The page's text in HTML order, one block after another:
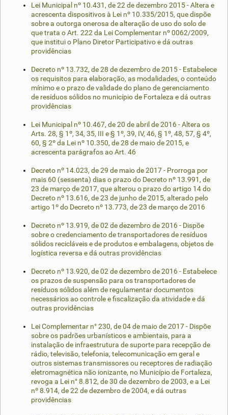
Lei Municipal nº 10.431, de 22 de dezembro 2015 - Altera e
acrescenta dispositivos à Lei nº 10.335/2015, que dispõe
sobre a outorga onerosa de alteração de uso do solo de
que trata o Art. 222 da Lei Complementar nº 0062/2009,
que institui o Plano Diretor Participativo e dá outras
providências
Decreto nº 13.732, de 28 de dezembro de 2015 - Estabelece
os requisitos para elaboração, as modalidades, o conteúdo
mínimo e o prazo de validade do plano de gerenciamento
de resíduos sólidos no município de Fortaleza e dá outras
providências
Lei Municipal nº 10.467, de 20 de abril de 2016 - Altera os
Arts. 28, § 1º, 34, 35, III e § 1º, 39, IV, 46, § 1º, 48, 57, § 4º,
60, § 2º da Lei nº 10.350, de 28 de maio de 2015, e
acrescenta parágrafos ao Art. 46
Decreto nº 14.023, de 29 de maio de 2017 - Prorroga por
mais 60 (sessenta) dias o prazo do Decreto nº 13.991, de
23 de março de 2017, que alterou o prazo do artigo 14 do
Decreto nº 13.616, de 23 de junho de 2015, alterado pelo
artigo 1º do Decreto nº 13.773, de 23 de março de 2016
Decreto nº 13.919, de 02 de dezembro de 2016 - Dispõe
sobre o credenciamento de transportadores de resíduos
sólidos recicláveis e de produtos e embalagens, objetos de
logística reversa e dá outras providências
Decreto nº 13.920, de 02 de dezembro de 2016 - Estabelece
os prazos de suspensão para os transportadores de
resíduos sólidos além de regulamentar documentos
necessários ao controle e fiscalização da atividade e dá
outras providências
Lei Complementar n° 230, de 04 de maio de 2017 - Dispõe
sobre os padrões urbanísticos e ambientais, para a
instalação de infraestrutura de suporte para recepção de
rádio, televisão, telefonia, telecomunicação em geral e
outros sistemas transmissores ou receptores de radiação
eletromagnética não ionizante, no Município de Fortaleza,
revoga a Lei n° 8.812, de 30 de dezembro de 2003, e a Lei
nº 8.914, de 22 de dezembro de 2004, e dá outras
providências